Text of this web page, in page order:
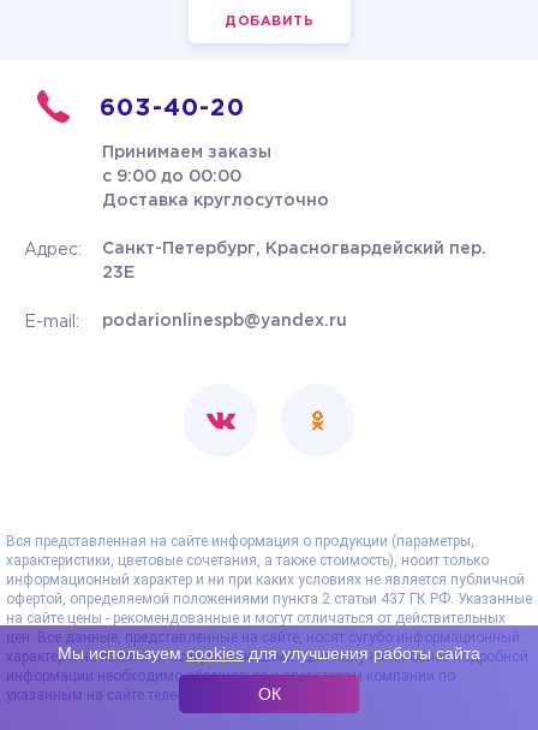
ДОБАВИТЬ
603-40-20
Принимаем заказы
с 9:00 до 00:00
Доставка круглосуточно
Адрес:
Санкт-Петербург, Красногвардейский пер.
23Е
E-mail: podarionlinespb@yandex.ru
Вся представленная на сайте информация о продукции (параметры,
характеристики, цветовые сочетания, а также стоимость), носит только
информационный характер и ни при каких условиях не является публичной
офертой, определяемой положениями пункта 2 статьи 437 ГК РФ. Указанные
на сайте цены - рекомендованные и могут отличаться от действительных
цен. Все данные, представленные на сайте, носят сугубо информационный
характер и не являются исчерпывающими. Для получения более подробной
информации необходимо обращаться к операторам компании по
указанным на сайте телефонам.
Мы используемcookiesдля улучшения работы сайта
ОК